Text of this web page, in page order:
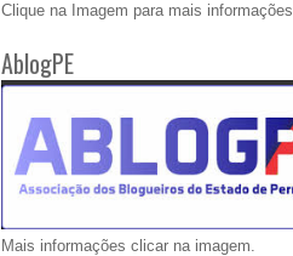
Clique na Imagem para mais informações
AblogPE
Mais informações clicar na imagem.